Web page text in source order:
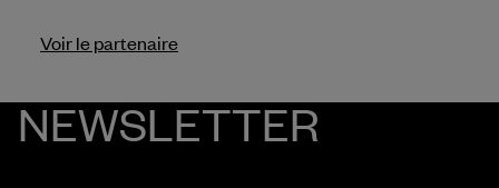
Voir le partenaire
NEWSLETTER